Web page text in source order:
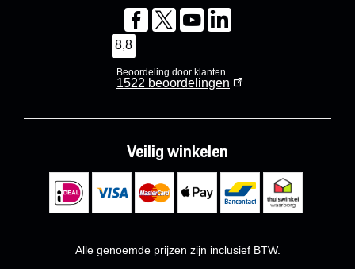
8,8
Beoordeling door klanten
1522 beoordelingen
Veilig winkelen
Alle genoemde prijzen zijn inclusief BTW.